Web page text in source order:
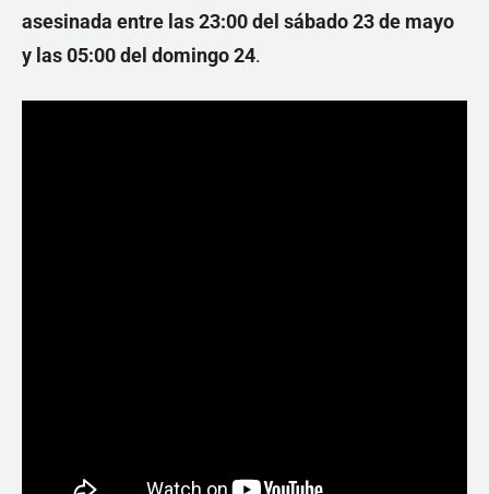
asesinada entre las 23:00 del sábado 23 de mayo
y las 05:00 del domingo 24.